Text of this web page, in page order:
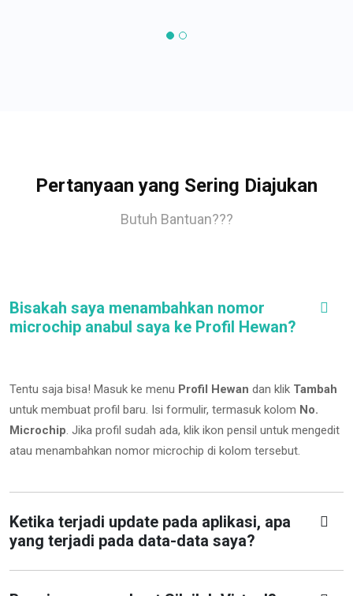
Pertanyaan yang Sering Diajukan
Butuh Bantuan???
Bisakah saya menambahkan nomor
microchip anabul saya ke Profil Hewan?
Tentu saja bisa! Masuk ke menu Profil Hewan dan klik Tambah
untuk membuat profil baru. Isi formulir, termasuk kolom No.
Microchip. Jika profil sudah ada, klik ikon pensil untuk mengedit
atau menambahkan nomor microchip di kolom tersebut.
Ketika terjadi update pada aplikasi, apa
yang terjadi pada data-data saya?